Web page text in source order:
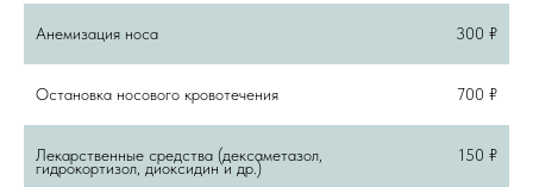
Анемизация носа 300 ₽
Остановка носового кровотечения 700 ₽
Лекарственные средства (дексаметазол,
гидрокортизол, диоксидин и др.)
150 ₽